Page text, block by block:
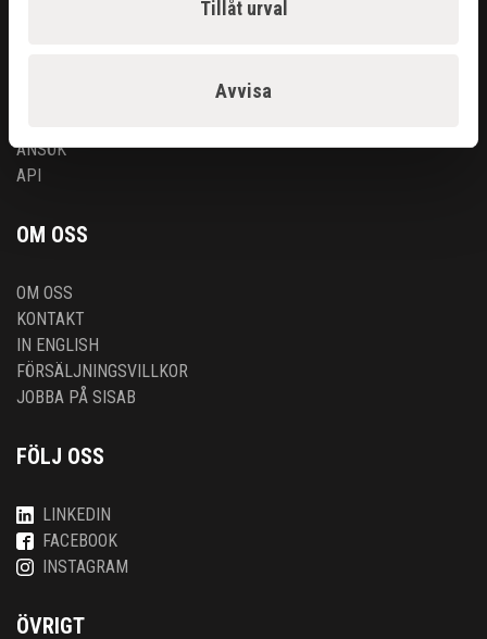
Tillåt urval
Avvisa
ANSÖK
API
OM OSS
OM OSS
KONTAKT
IN ENGLISH
FÖRSÄLJNINGSVILLKOR
JOBBA PÅ SISAB
FÖLJ OSS
LINKEDIN
FACEBOOK
INSTAGRAM
ÖVRIGT